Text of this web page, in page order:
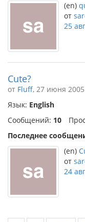
(en)
от
25
Cute?
от Fluff, 27 июня 2005
Язык: English
Сообщений: 10
Последнее
(en)
от
24